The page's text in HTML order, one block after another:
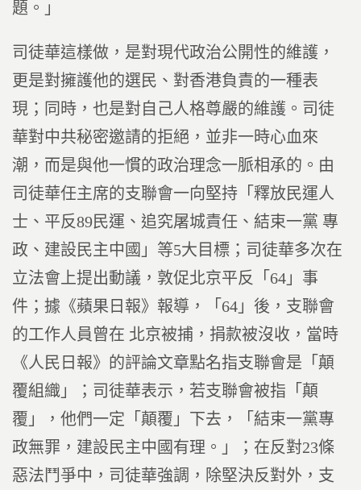
題。」
司徒華這樣做，是對現代政治公開性的維護，
更是對擁護他的選民、對香港負責的一種表
現；同時，也是對自己人格尊嚴的維護。司徒
華對中共秘密邀請的拒絕，並非一時心血來
潮，而是與他一慣的政治理念一脈相承的。由
司徒華任主席的支聯會一向堅持「釋放民運人
士、平反89民運、追究屠城責任、結束一黨 專
政、建設民主中國」等5大目標；司徒華多次在
立法會上提出動議，敦促北京平反「64」事
件；據《蘋果日報》報導，「64」後，支聯會
的工作人員曾在 北京被捕，捐款被沒收，當時
《人民日報》的評論文章點名指支聯會是「顛
覆組織」；司徒華表示，若支聯會被指「顛
覆」，他們一定「顛覆」下去，「結束一黨專
政無罪，建設民主中國有理。」；在反對23條
惡法鬥爭中，司徒華強調，除堅決反對外，支